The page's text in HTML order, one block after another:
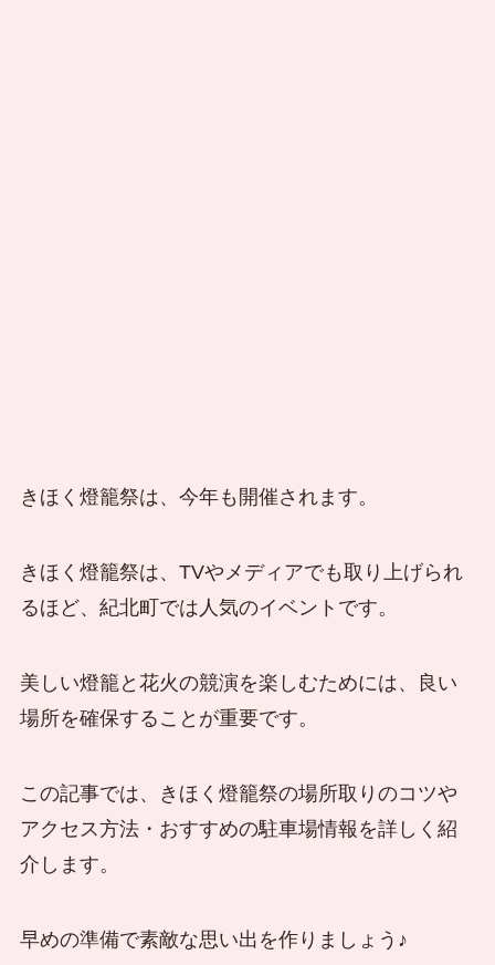
きほく燈籠祭は、今年も開催されます。
きほく燈籠祭は、TVやメディアでも取り上げられ
るほど、紀北町では人気のイベントです。
美しい燈籠と花火の競演を楽しむためには、良い
場所を確保することが重要です。
この記事では、きほく燈籠祭の場所取りのコツや
アクセス方法・おすすめの駐車場情報を詳しく紹
介します。
早めの準備で素敵な思い出を作りましょう♪